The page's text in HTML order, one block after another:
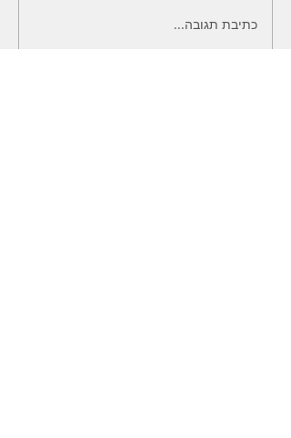
כתיבת תגובה...